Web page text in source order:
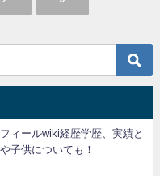
ィールwiki経歴学歴、実績と
子供についても！